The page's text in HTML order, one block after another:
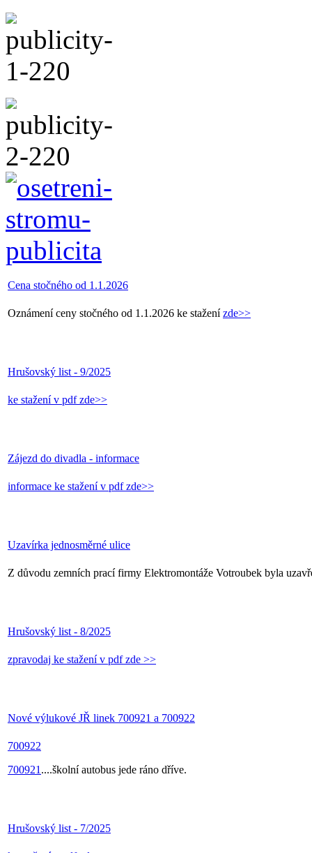
Cena stočného od 1.1.2026
Oznámení ceny stočného od 1.1.2026 ke staženízde>>
Hrušovský list - 9/2025
ke stažení v pdf zde>>
Zájezd do divadla - informace
informace ke stažení v pdf zde>>
Uzavírka jednosměrné ulice
Z důvodu zemních prací firmy Elektromontáže Votroubek byla
Hrušovský list - 8/2025
zpravodaj ke stažení v pdf zde >>
Nové výlukové JŘ linek 700921 a 700922
700922
700921 ....školní autobus jede ráno dříve.
Hrušovský list - 7/2025